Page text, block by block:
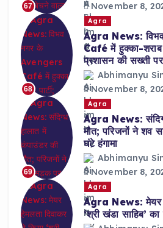
67
November 8,
68
Agra
Agra News:
Café में हुक्का-शराब
प्रशासन की सख्ती
Abhimanyu
November 8,
69
Agra
Agra News:
मौत; परिजनों ने शव
घंटे हंगामा
Abhimanyu
November 8,
Agra
Agra News: मेयर
‘श्री खंडा साहिब’ का